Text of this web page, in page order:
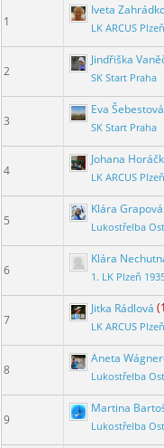
1
Iveta
LK ARCUS Plzeň
2
Jindřiška
SK Start Praha
3
Eva Šebestová
SK Start Praha
4
Johana
LK ARCUS Plzeň
5
Klára Grapová
Lukostřelba
6
Klára
1. LK Plzeň
7
Jitka Rádlová
LK ARCUS Plzeň
8
Aneta
Lukostřelba
9
Martina
Lukostřelba